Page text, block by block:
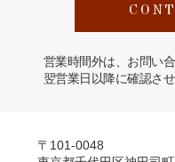
営業時間外は、お問い
翌営業日以降に確認さ
〒101-0048